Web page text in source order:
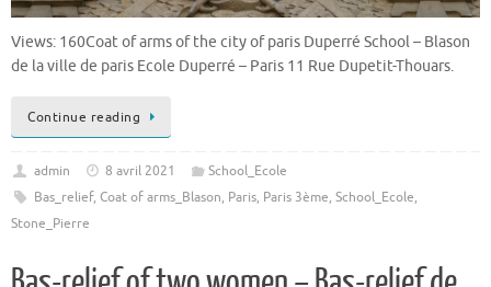
Views: 160Coat of arms of the city of paris Duperré School – Blason
de la ville de paris Ecole Duperré – Paris 11 Rue Dupetit-Thouars.
Continue reading
admin 8 avril 2021
School_Ecole
Bas_relief, Coat of arms_Blason, Paris, Paris 3ème, School_Ecole,
Stone_Pierre